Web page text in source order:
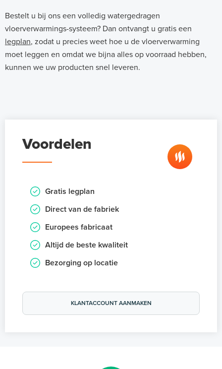
Bestelt u bij ons een volledig watergedragen
vloerverwarmings-systeem? Dan ontvangt u gratis een
legplan, zodat u precies weet hoe u de vloerverwarming
moet leggen en omdat we bijna alles op voorraad hebben,
kunnen we uw producten snel leveren.
Voordelen
Gratis legplan
Direct van de fabriek
Europees fabricaat
Altijd de beste kwaliteit
Bezorging op locatie
KLANTACCOUNT AANMAKEN